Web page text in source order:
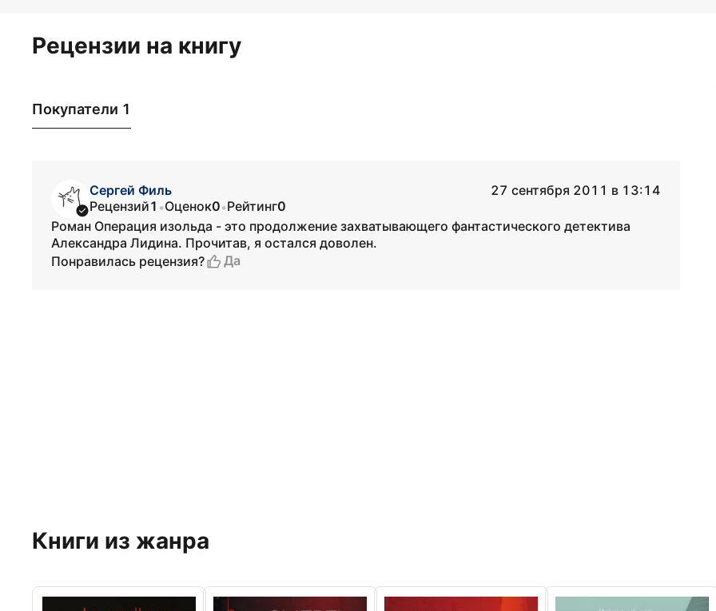
Рецензии на книгу
Покупатели 1
Сергей Филь
27 сентября 2011 в 13:14
Рецензий1 •Оценок0•Рейтинг0
Роман Операция изольда - это продолжение захватывающего фантастического детектива
Александра Лидина. Прочитав, я остался доволен.
Понравилась рецензия?
Да
Книги из жанра